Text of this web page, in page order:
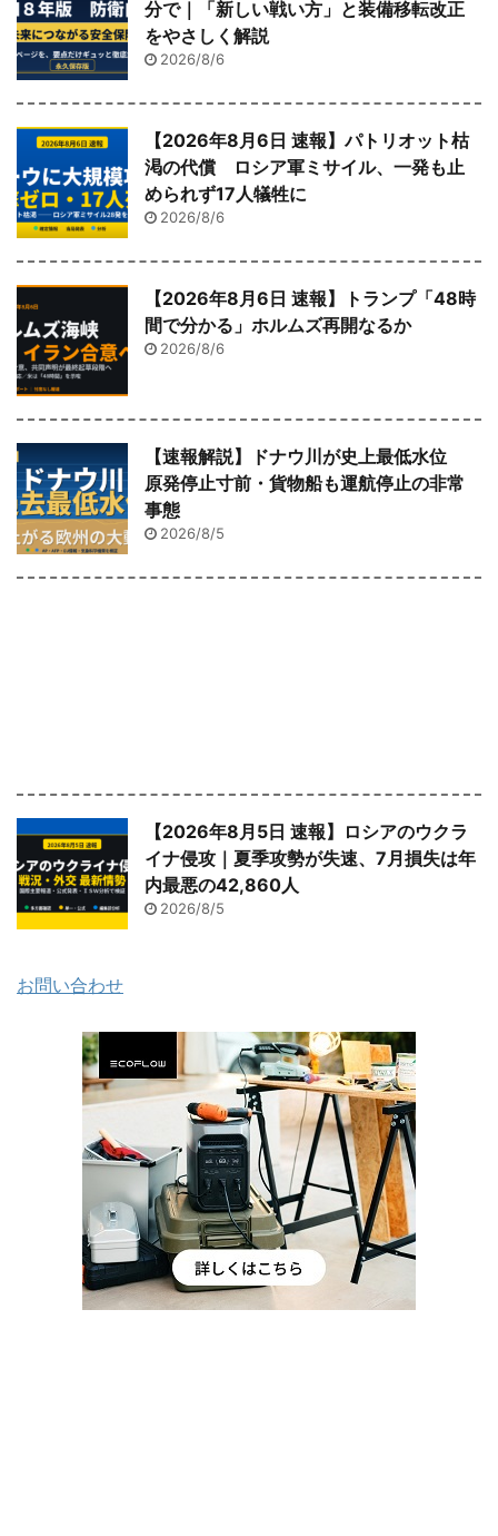
分で｜「新しい戦い方」と装備移転改正
をやさしく解説
2026/8/6
【2026年8月6日 速報】パトリオット枯
渇の代償 ロシア軍ミサイル、一発も止
められず17人犠牲に
2026/8/6
【2026年8月6日 速報】トランプ「48時
間で分かる」ホルムズ再開なるか
2026/8/6
【速報解説】ドナウ川が史上最低水位
原発停止寸前・貨物船も運航停止の非常
事態
2026/8/5
【2026年8月5日 速報】ロシアのウクラ
イナ侵攻｜夏季攻勢が失速、7月損失は年
内最悪の42,860人
2026/8/5
お問い合わせ